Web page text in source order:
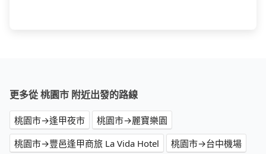
更多從 桃園市 附近出發的路線
桃園市→逢甲夜市
桃園市→麗寶樂園
桃園市→豐邑逢甲商旅 La Vida Hotel
桃園市→台中機場